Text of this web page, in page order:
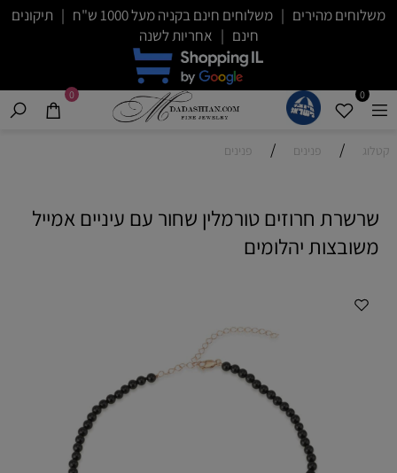
משלוחים מהירים | משלוחים חינם בקניה מעל 1000 ש"ח | תיקונים
חינם | אחריות לשנה
0
0
קטלוג / פנינים / פנינים
שרשרת חרוזים טורמלין שחור עם עיניים אמייל
משובצות יהלומים